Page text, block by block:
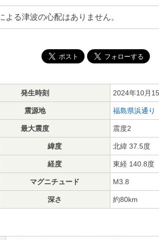
よる津波の心配はありません。
発生時刻 2024年10月
震源地 福島県浜通り
最大震度 震度2
緯度 北緯 37.5度
経度 東経 140.8度
マグニチュード M3.8
深さ 約80km